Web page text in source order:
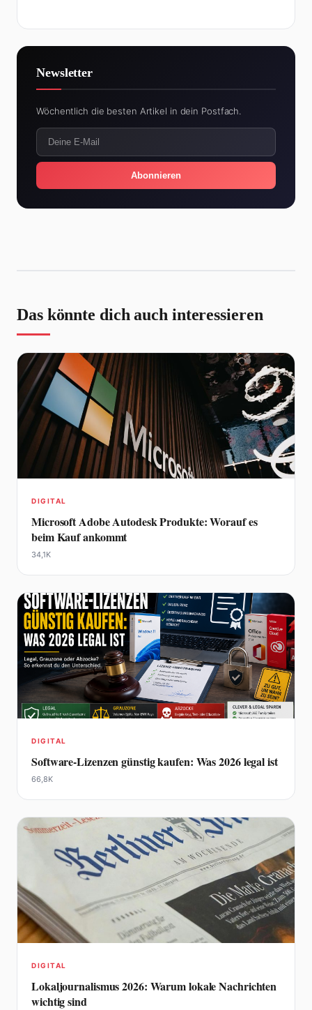
Newsletter
Wöchentlich die besten Artikel in dein Postfach.
Abonnieren
Das könnte dich auch interessieren
DIGITAL
Microsoft Adobe Autodesk Produkte: Worauf es
beim Kauf ankommt
34,1K
DIGITAL
Software-Lizenzen günstig kaufen: Was 2026 legal ist
66,8K
DIGITAL
Lokaljournalismus 2026: Warum lokale Nachrichten
wichtig sind